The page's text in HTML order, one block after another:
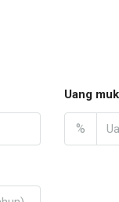
Uang
%